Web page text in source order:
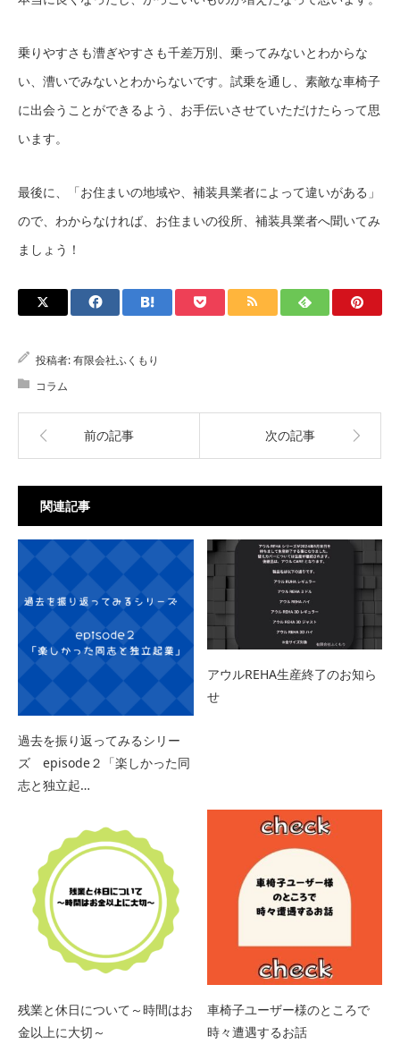
乗りやすさも漕ぎやすさも千差万別、乗ってみないとわからな
い、漕いでみないとわからないです。試乗を通し、素敵な車椅子
に出会うことができるよう、お手伝いさせていただけたらって思
います。
最後に、「お住まいの地域や、補装具業者によって違いがある」
ので、わからなければ、お住まいの役所、補装具業者へ聞いてみ
ましょう！
投稿者:有限会社ふくもり
コラム
前の記事 次の記事
関連記事
過去を振り返ってみるシリー
ズ episode２「楽しかった同
志と独立起…
アウルREHA生産終了のお知ら
せ
残業と休日について～時間はお
金以上に大切～
車椅子ユーザー様のところで
時々遭遇するお話